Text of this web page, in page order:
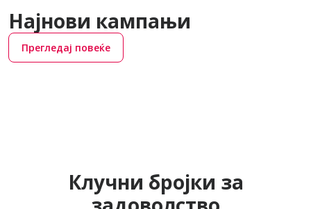
Најнови кампањи
Прегледај повеќе
Клучни бројки за